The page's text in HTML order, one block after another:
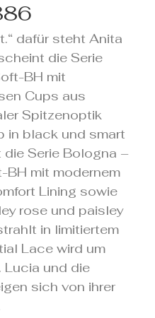
dafür steht Anita
die Serie
BH mit
Cups aus
Spitzenoptik
in black und smart
die Serie Bologna –
BH mit modernem
Lining sowie
rose und paisley
in limitiertem
Lace wird um
Lucia und die
sich von ihrer